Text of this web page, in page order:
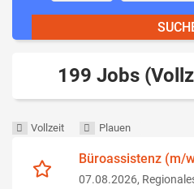
199 Jobs
Vollzeit Plauen
Büroassistenz (m/
07.08.2026,